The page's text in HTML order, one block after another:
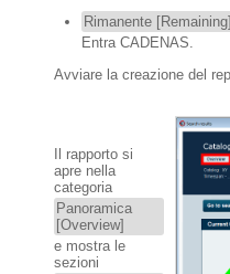
Rimanente [Remaining]
Entra CADENAS.
Avviare la creazione del
Il rapporto si
apre nella
categoria
Panoramica
[Overview]
e mostra le
sezioni